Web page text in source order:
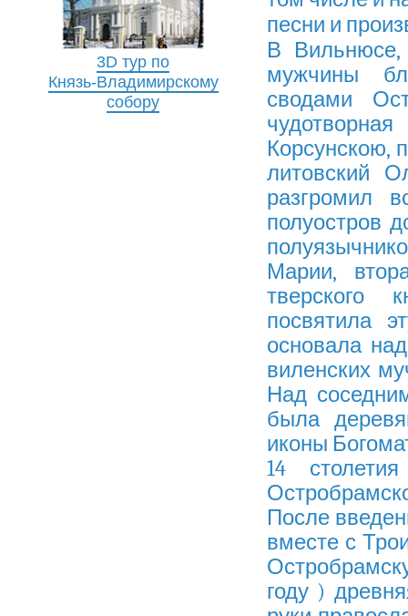
3D тур по
Князь-Владимирскому
собору
песни и
В Вильнюсе,
мужчины
сводами
Корсунскою,
литовский
разгромил
полуостров
Марии,
тверского
посвятила
основала
виленских
Над
была
иконы
14
После
вместе с
году )